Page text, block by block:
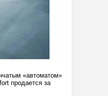
«автоматом»
продается за